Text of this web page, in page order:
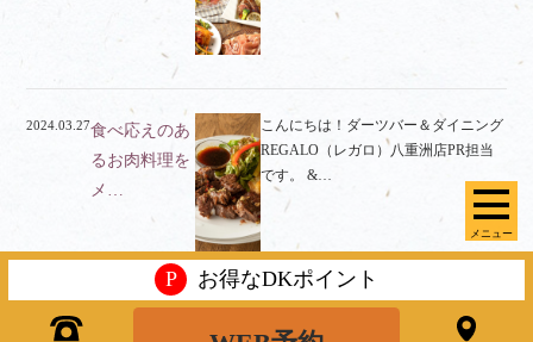
メニュー
2024.03.27食べ応えのあ
るお肉料理を
メ…
こんにちは！ダーツバー＆ダイニング
REGALO（レガロ）八重洲店PR担当
です。 &…
2024.03.20 こんにちは！ダーツバー＆ダイニング
P お得なDKポイント